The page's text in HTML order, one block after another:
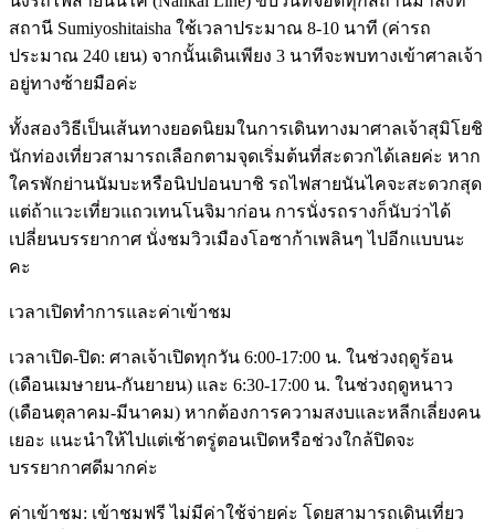
สถานี Sumiyoshitaisha ใช้เวลาประมาณ 8-10 นาที (ค่ารถ
ประมาณ 240 เยน) จากนั้นเดินเพียง 3 นาทีจะพบทางเข้าศาลเจ้า
อยู่ทางซ้ายมือค่ะ
ทั้งสองวิธีเป็นเส้นทางยอดนิยมในการเดินทางมาศาลเจ้าสุมิโยชิ
นักท่องเที่ยวสามารถเลือกตามจุดเริ่มต้นที่สะดวกได้เลยค่ะ หาก
ใครพักย่านนัมบะหรือนิปปอนบาชิ รถไฟสายนันไคจะสะดวกสุด
แต่ถ้าแวะเที่ยวแถวเทนโนจิมาก่อน การนั่งรถรางก็นับว่าได้
เปลี่ยนบรรยากาศ นั่งชมวิวเมืองโอซาก้าเพลินๆ ไปอีกแบบนะ
คะ
เวลาเปิดทำการและค่าเข้าชม
เวลาเปิด-ปิด: ศาลเจ้าเปิดทุกวัน 6:00-17:00 น. ในช่วงฤดูร้อน
(เดือนเมษายน-กันยายน) และ 6:30-17:00 น. ในช่วงฤดูหนาว
(เดือนตุลาคม-มีนาคม) หากต้องการความสงบและหลีกเลี่ยงคน
เยอะ แนะนำให้ไปแต่เช้าตรู่ตอนเปิดหรือช่วงใกล้ปิดจะ
บรรยากาศดีมากค่ะ
ค่าเข้าชม: เข้าชมฟรี ไม่มีค่าใช้จ่ายค่ะ โดยสามารถเดินเที่ยว